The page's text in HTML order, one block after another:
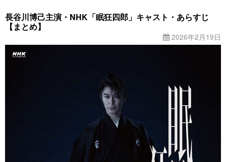
長谷川博己主演・NHK「眠狂四郎」キャスト・あらすじ
【まとめ】
2026年2月19日